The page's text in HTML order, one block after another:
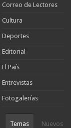
Correo de Lectores
Cultura
Deportes
Editorial
El País
Entrevistas
Fotogalerías
Temas Nuevos